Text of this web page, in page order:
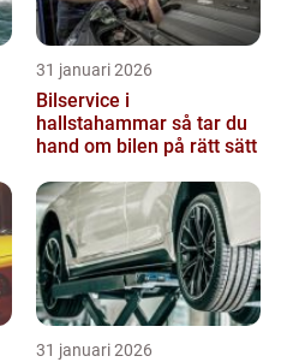
31 januari 2026
Bilservice i
hallstahammar så tar du
hand om bilen på rätt sätt
31 januari 2026